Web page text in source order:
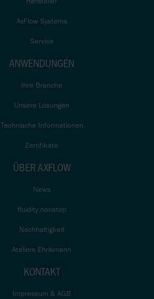
AxFlow Systems
Service
ANWENDUNGEN
Ihre Branche
Unsere Lösungen
Technische Informationen
Zertifikate
ÜBER AXFLOW
News
fluidity.nonstop
Nachhaltigkeit
Ateliers Ehrismann
KONTAKT
Impressum & AGB